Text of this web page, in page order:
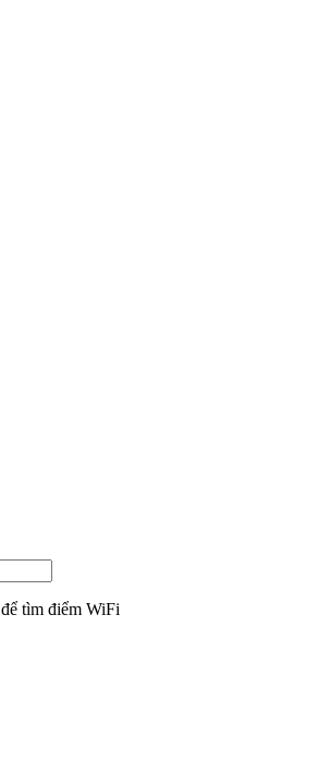
để tìm điểm WiFi